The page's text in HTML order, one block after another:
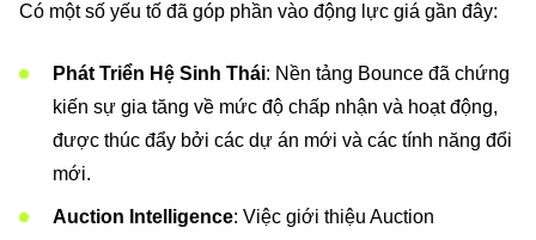
Có một số yếu tố đã góp phần vào động lực giá gần đây:
Phát Triển Hệ Sinh Thái: Nền tảng Bounce đã chứng
kiến sự gia tăng về mức độ chấp nhận và hoạt động,
được thúc đẩy bởi các dự án mới và các tính năng đổi
mới.
Auction Intelligence: Việc giới thiệu Auction